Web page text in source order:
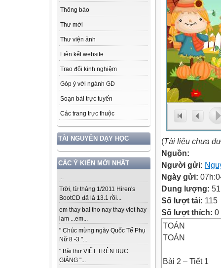
Thông báo
Thư mời
Thư viện ảnh
Liên kết website
Trao đổi kinh nghiệm
Góp ý với ngành GD
Soạn bài trực tuyến
Các trang trực thuộc
TÀI NGUYÊN DẠY HỌC
CÁC Ý KIẾN MỚI NHẤT
...
Trời, từ tháng 1/2011 Hiren's
BootCD đã là 13.1 rồi...
em thay bai tho nay thay viet hay
lam ...em...
" Chúc mừng ngày Quốc Tế Phụ
Nữ 8 -3 "...
" Bài thơ VIẾT TRÊN BỤC
GIẢNG "...
(Tài liệu chưa
Nguồn:
Người gửi:
Ngày gửi:
Dung lượng:
Số lượt tải: 115
Số lượt thích: 0
TOÁN
TOÁN
Bài 2 – Tiết 1